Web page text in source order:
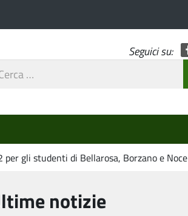
Seguici su:
gli studenti di Bellarosa, Borzano e Noce
notizie